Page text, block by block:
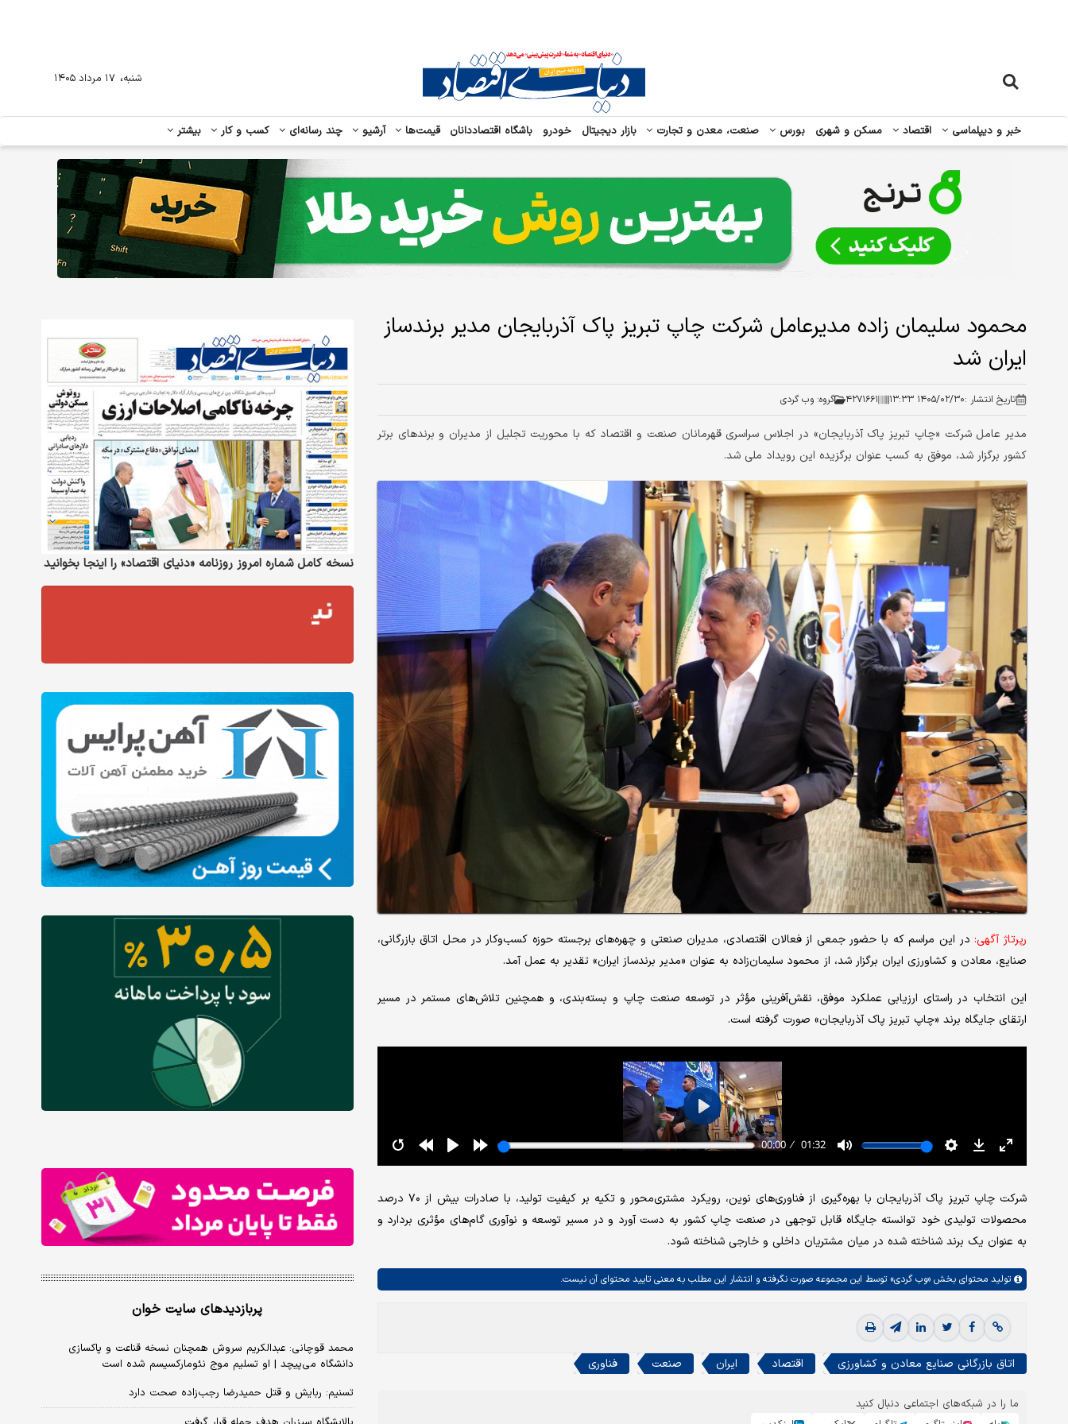
خبر و دیپلماسی اقتصاد مسکن و شهری بورس صنعت، معدن و تجارت بازار دیجیتال خودرو باشگاه اقتصاددانان قیمت‌ها آرشیو چند رسانه‌ای کسب و کار بیشتر
شنبه، ۱۷ مرداد ۱۴۰۵
محمود سلیمان زاده مدیرعامل شرکت چاپ تبریز پاک آذربایجان مدیر برندساز
ایران شد
تاریخ انتشار :۱۴۰۵/۰۲/۳۰ ۱۳:۳۳ ۴۲۷۱۶۶۱ گروه: وب گردی
مدیر عامل شرکت «چاپ تبریز پاک آذربایجان» در اجلاس سراسری قهرمانان صنعت و اقتصاد که با محوریت تجلیل از مدیران و برندهای برتر
کشور برگزار شد، موفق به کسب عنوان برگزیده این رویداد ملی شد.
رپرتاژ آگهی:در این مراسم که با حضور جمعی از فعالان اقتصادی، مدیران صنعتی و چهره‌های برجسته حوزه کسب‌وکار در محل اتاق بازرگانی،
صنایع، معادن و کشاورزی ایران برگزار شد، از محمود سلیمان‌زاده به عنوان «مدیر برندساز ایران» تقدیر به عمل آمد.
این انتخاب در راستای ارزیابی عملکرد موفق، نقش‌آفرینی مؤثر در توسعه صنعت چاپ و بسته‌بندی، و همچنین تلاش‌های مستمر در مسیر
ارتقای جایگاه برند «چاپ تبریز پاک آذربایجان» صورت گرفته است.
شرکت چاپ تبریز پاک آذربایجان با بهره‌گیری از فناوری‌های نوین، رویکرد مشتری‌محور و تکیه بر کیفیت تولید، با صادرات بیش از ۷۰ درصد
محصولات تولیدی خود توانسته جایگاه قابل توجهی در صنعت چاپ کشور به دست آورد و در مسیر توسعه و نوآوری گام‌های مؤثری بردارد و
به عنوان یک برند شناخته شده در میان مشتریان داخلی و خارجی شناخته شود.
تولید محتوای بخش «وب گردی»توسط این مجموعه صورت نگرفته و انتشار این مطلب به معنی تایید محتوای آن نیست.
اتاق بازرگانی صنایع معادن و کشاورزی اقتصاد ایران صنعت فناوری
ما را در شبکه‌های اجتماعی دنبال کنید
نسخه کامل شماره امروز روزنامه «دنیای‌ اقتصاد» را اینجا بخوانید
پربازدیدهای سایت خوان
محمد قوچانی: عبدالکریم سروش همچنان نسخه قناعت و پاکسازی
دانشگاه می‌پیچد | او تسلیم موج نئومارکسیسم شده است
تسنیم: ربایش و قتل حمیدرضا رجب‌زاده صحت دارد